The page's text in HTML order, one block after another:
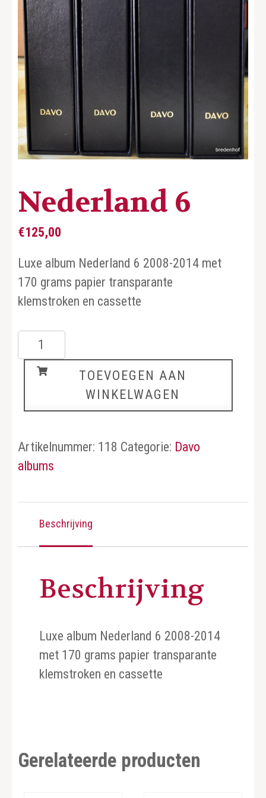
Nederland 6
€125,00
Luxe album Nederland 6 2008-2014 met
170 grams papier transparante
klemstroken en cassette
Nederland
6
aantal
TOEVOEGEN AAN
WINKELWAGEN
Artikelnummer: 118 Categorie: Davo
albums
Beschrijving
Beschrijving
Luxe album Nederland 6 2008-2014
met 170 grams papier transparante
klemstroken en cassette
Gerelateerde producten